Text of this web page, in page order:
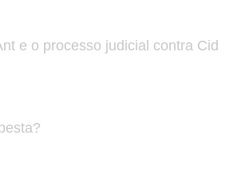
e o processo judicial contra Cid